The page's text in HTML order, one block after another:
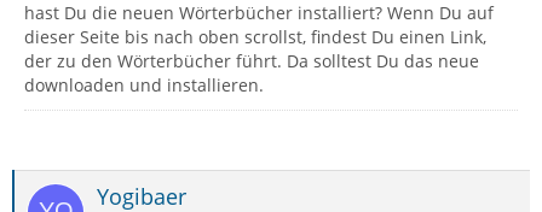
hast Du die neuen Wörterbücher installiert? Wenn Du auf
dieser Seite bis nach oben scrollst, findest Du einen Link,
der zu den Wörterbücher führt. Da solltest Du das neue
downloaden und installieren.
Yogibaer